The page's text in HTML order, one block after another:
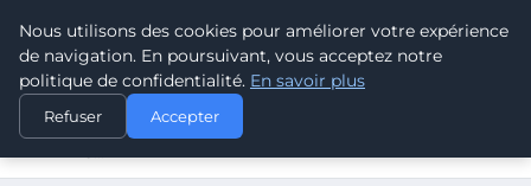
CLIMATE GUARDIAN
ACCUEIL
INNOVATION ET TECHNOLOGIES VERTES
RENFORCEMENT DES PÔLES D’EXCELLENCE, DES
Nous utilisons des cookies pour améliorer votre expérience
de navigation. En poursuivant, vous acceptez notre
politique de confidentialité. En savoir plus
Refuser Accepter